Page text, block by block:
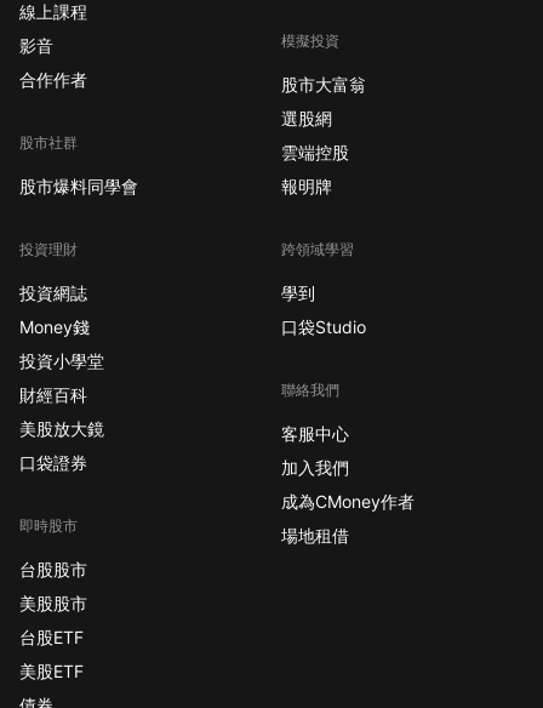
線上課程
影音
合作作者
股市社群
股市爆料同學會
投資理財
投資網誌
Money錢
投資小學堂
財經百科
美股放大鏡
口袋證券
即時股市
台股股市
美股股市
台股ETF
美股ETF
模擬投資
股市大富翁
選股網
雲端控股
報明牌
跨領域學習
學到
口袋Studio
聯絡我們
客服中心
加入我們
成為CMoney作者
場地租借